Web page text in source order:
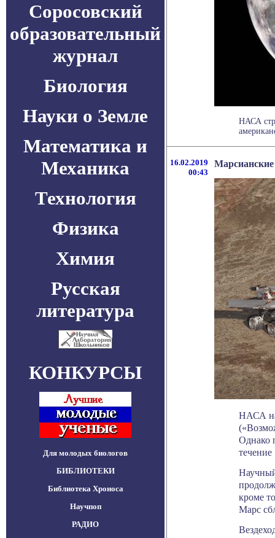
Соросовский
образовательный
журнал
Биология
Науки о Земле
Математика и
Механика
Технология
Физика
Химия
Русская
литература
КОНКУРСЫ
Для молодых биологов
БИБЛИОТЕКИ
Библиотека Хроноса
Научпоп
РАДИО
НАСА
16.02.2019
00:43
НАСА на
Однако
кроме
Марс